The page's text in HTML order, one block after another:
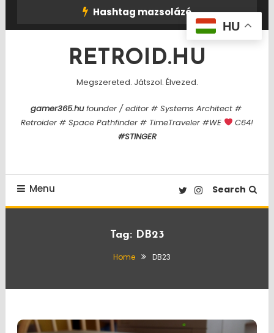
Hashtag mazsolázó
RETROID.HU
Megszereted. Játszol. Élvezed.
gamer365.hufounder / editor # Systems Architect #
Retroider # Space Pathfinder # TimeTraveler #WE
C64!
#STINGER
Menu Search
Tag: DB23
Home DB23
HU